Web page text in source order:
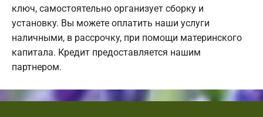
ключ, самостоятельно организует сборку и
установку. Вы можете оплатить наши услуги
наличными, в рассрочку, при помощи материнского
капитала. Кредит предоставляется нашим
партнером.